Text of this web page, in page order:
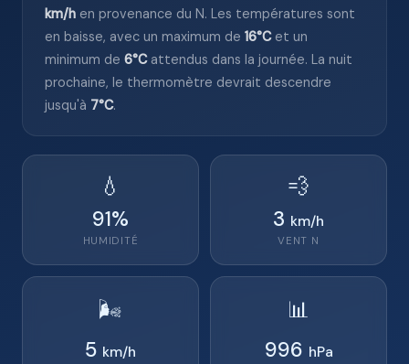
km/h en provenance du N. Les températures sont
en baisse, avec un maximum de 16°Cet un
minimum de 6°Cattendus dans la journée. La nuit
prochaine, le thermomètre devrait descendre
jusqu'à 7°C.
💧
91%
HUMIDITÉ
💨
3 km/h
VENT N
🌬️
5 km/h
📊
996 hPa